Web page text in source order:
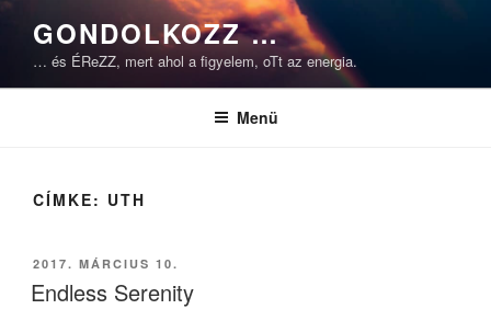
Tartalomhoz
GONDOLKOZZ …
… és ÉReZZ, mert ahol a figyelem, oTt az energia.
Menü
CÍMKE: UTH
BEKÜLDVE:
2017. MÁRCIUS 10.
Endless Serenity